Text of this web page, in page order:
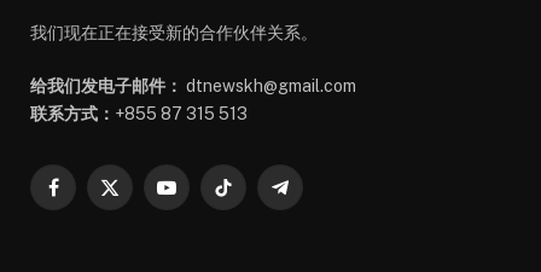
我们现在正在接受新的合作伙伴关系。
给我们发电子邮件： dtnewskh@gmail.com
联系方式： +855 87 315 513
Facebook
X
YouTubeTikTok Telegram